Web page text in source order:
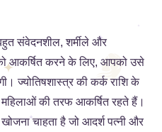
संवेदनशील, शर्मीले और
आकर्षित करने के लिए, आपको उसे
ज्योतिषशास्त्र की कर्क राशि के
की तरफ आकर्षित रहते हैं।
चाहता है जो आदर्श पत्नी और